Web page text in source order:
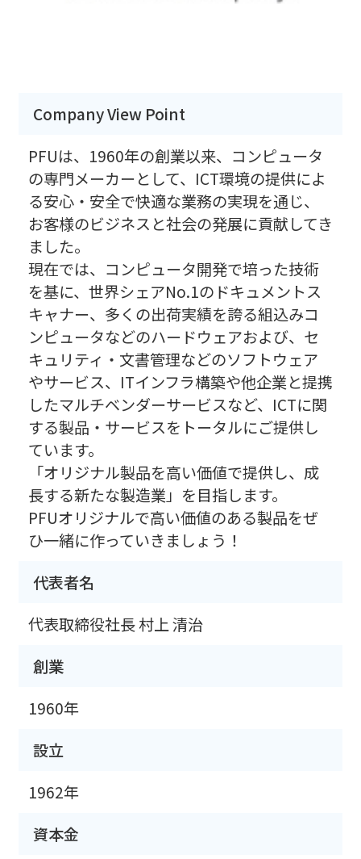
Company View Point
PFUは、1960年の創業以来、コンピュータ
の専門メーカーとして、ICT環境の提供によ
る安心・安全で快適な業務の実現を通じ、
お客様のビジネスと社会の発展に貢献してき
ました。
現在では、コンピュータ開発で培った技術
を基に、世界シェアNo.1のドキュメントス
キャナー、多くの出荷実績を誇る組込みコ
ンピュータなどのハードウェアおよび、セ
キュリティ・文書管理などのソフトウェア
やサービス、ITインフラ構築や他企業と提携
したマルチベンダーサービスなど、ICTに関
する製品・サービスをトータルにご提供し
ています。
「オリジナル製品を高い価値で提供し、成
長する新たな製造業」を目指します。
PFUオリジナルで高い価値のある製品をぜ
ひ一緒に作っていきましょう！
代表者名
代表取締役社長 村上 清治
創業
1960年
設立
1962年
資本金